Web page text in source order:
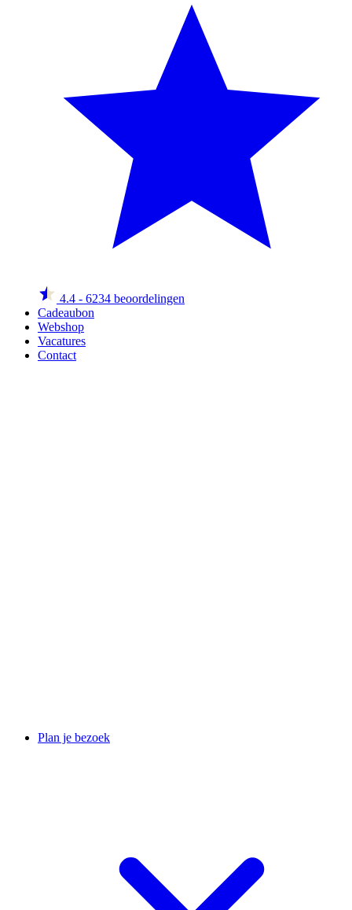
4.4 - 6234 beoordelingen
Cadeaubon
Webshop
Vacatures
Contact
Plan je bezoek